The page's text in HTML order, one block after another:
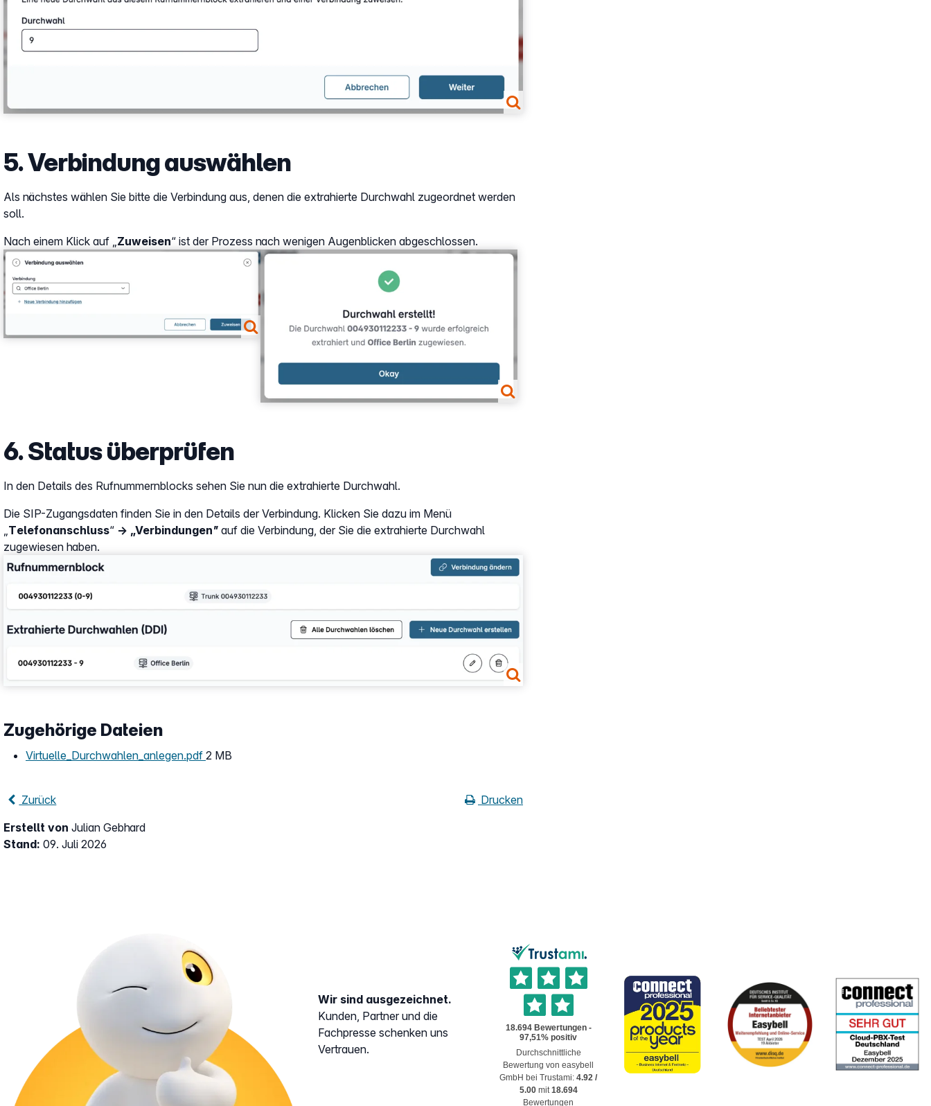
Show larger version Show larger version
5. Verbindung auswählen
Als nächstes wählen Sie bitte die Verbindung aus, denen die extrahierte Durchwahl zugeordnet werden
soll.
Nach einem Klick auf „Zuweisen“ ist der Prozess nach wenigen Augenblicken abgeschlossen.
Show larger version
6. Status überprüfen
In den Details des Rufnummernblocks sehen Sie nun die extrahierte Durchwahl.
Die SIP-Zugangsdaten finden Sie in den Details der Verbindung. Klicken Sie dazu im Menü
Telefonanschluss“ → „Verbindungen” auf die Verbindung, der Sie die extrahierte Durchwahl
zugewiesen haben.
Zugehörige Dateien
Virtuelle_Durchwahlen_anlegen.pdf 2 MB
Zurück
Drucken
Erstellt von Julian Gebhard
Stand: 09. Juli 2026
Wir sind ausgezeichnet.
Kunden, Partner und die
Fachpresse schenken uns
Vertrauen.
Durchschnittliche
Bewertung von easybell
GmbH bei Trustami:4.92 /
5.00mit18.694
Bewertungen